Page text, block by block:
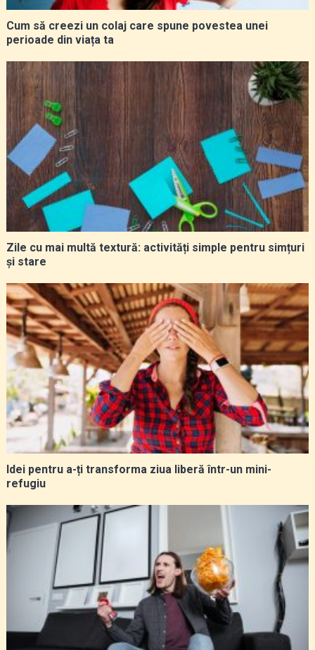
Cum să creezi un colaj care spune povestea unei
perioade din viața ta
Zile cu mai multă textură: activități simple pentru simțuri
și stare
Idei pentru a-ți transforma ziua liberă într-un mini-
refugiu